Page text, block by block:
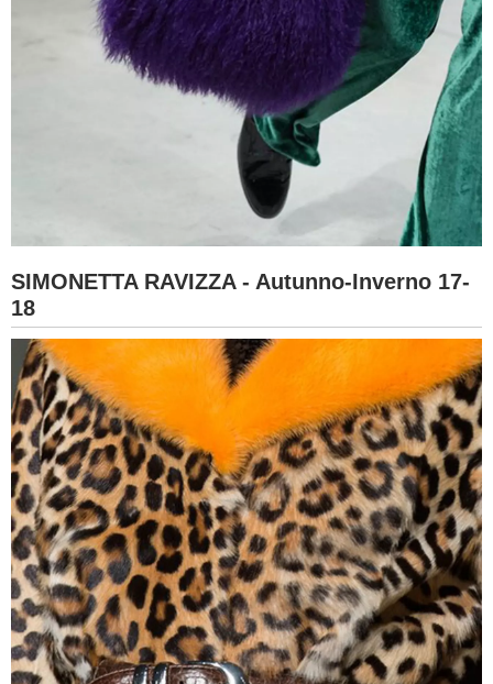
SIMONETTA RAVIZZA - Autunno-Inverno 17-
18